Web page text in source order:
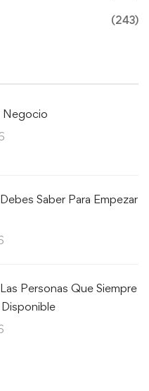
(243)
Negocio
Saber Para Empezar
Personas Que Siempre